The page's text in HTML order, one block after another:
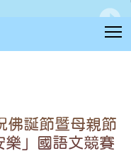
佛誕節暨母親節
」國語文競賽